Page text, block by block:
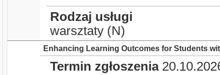
Rodzaj usługi
warsztaty (N)
Enhancing Learning Outcomes for Students
Termin zgłoszenia